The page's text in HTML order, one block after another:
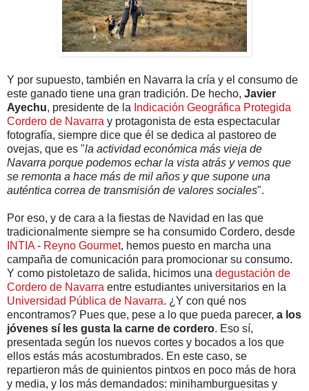
Y por supuesto, también en Navarra la cría y el consumo de
este ganado tiene una gran tradición. De hecho, Javier
Ayechu, presidente de la Indicación Geográfica Protegida
Cordero de Navarra y protagonista de esta espectacular
fotografía, siempre dice que él se dedica al pastoreo de
ovejas, que es "la actividad económica más vieja de
Navarra porque podemos echar la vista atrás y vemos que
se remonta a hace más de mil años y que supone una
auténtica correa de transmisión de valores sociales".
Por eso, y de cara a la fiestas de Navidad en las que
tradicionalmente siempre se ha consumido Cordero, desde
INTIA- Reyno Gourmet, hemos puesto en marcha una
campaña de comunicación para promocionar su consumo.
Y como pistoletazo de salida, hicimos una degustación de
Cordero de Navarra entre estudiantes universitarios en la
Universidad Pública de Navarra. ¿Y con qué nos
encontramos? Pues que, pese a lo que pueda parecer, a los
jóvenes sí les gusta la carne de cordero. Eso sí,
presentada según los nuevos cortes y bocados a los que
ellos estás más acostumbrados. En este caso, se
repartieron más de quinientos pintxos en poco más de hora
y media, y los más demandados: minihamburguesitas y